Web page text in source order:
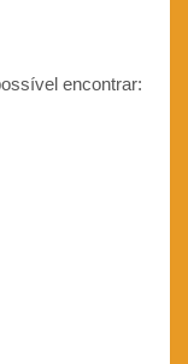
encontrar: